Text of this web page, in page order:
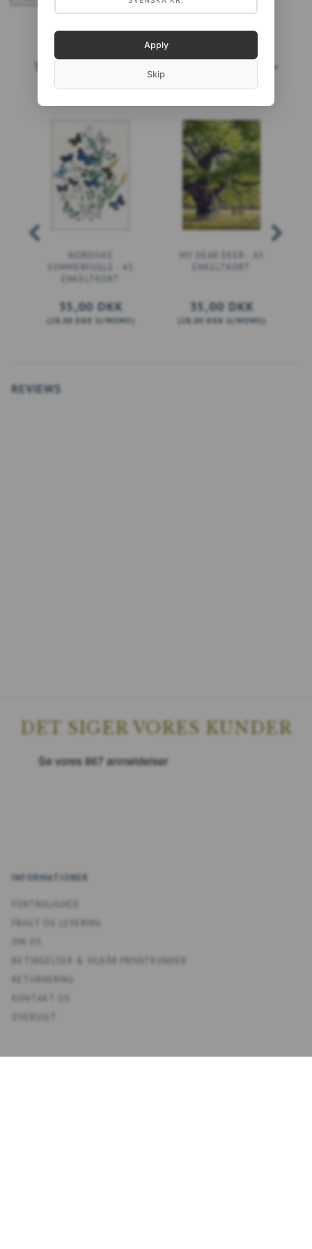
TOPSÆLGERE
NORDISKE
SOMMERFUGLE - A5
ENKELTKORT
35,00 DKK
28,00 DKK U/MOMS
MY DEAR DEER - A5
ENKELTKORT
35,00 DKK
28,00 DKK U/MOMS
REVIEWS
DET SIGER VORES KUNDER
INFORMATIONER
OM OS
KONTAKT OS
Apply
Skip